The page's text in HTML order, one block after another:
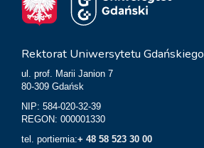
Rektorat Uniwersytetu Gdańskiego
ul. prof. Marii Janion 7
80-309 Gdańsk
NIP: 584-020-32-39
REGON: 000001330
tel. portiernia:+ 48 58 523 30 00